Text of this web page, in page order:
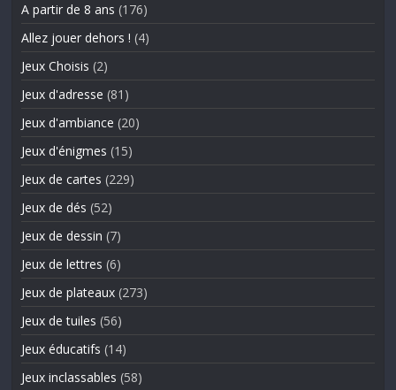
A partir de 8 ans (176)
Allez jouer dehors ! (4)
Jeux Choisis (2)
Jeux d'adresse (81)
Jeux d'ambiance (20)
Jeux d'énigmes (15)
Jeux de cartes (229)
Jeux de dés (52)
Jeux de dessin (7)
Jeux de lettres (6)
Jeux de plateaux (273)
Jeux de tuiles (56)
Jeux éducatifs (14)
Jeux inclassables (58)